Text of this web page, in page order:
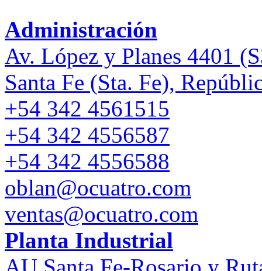
Administración
Av. López y Planes 4401
Santa Fe (Sta. Fe),
+54 342 4561515
+54 342 4556587
+54 342 4556588
oblan@ocuatro.com
ventas@ocuatro.com
Planta Industrial